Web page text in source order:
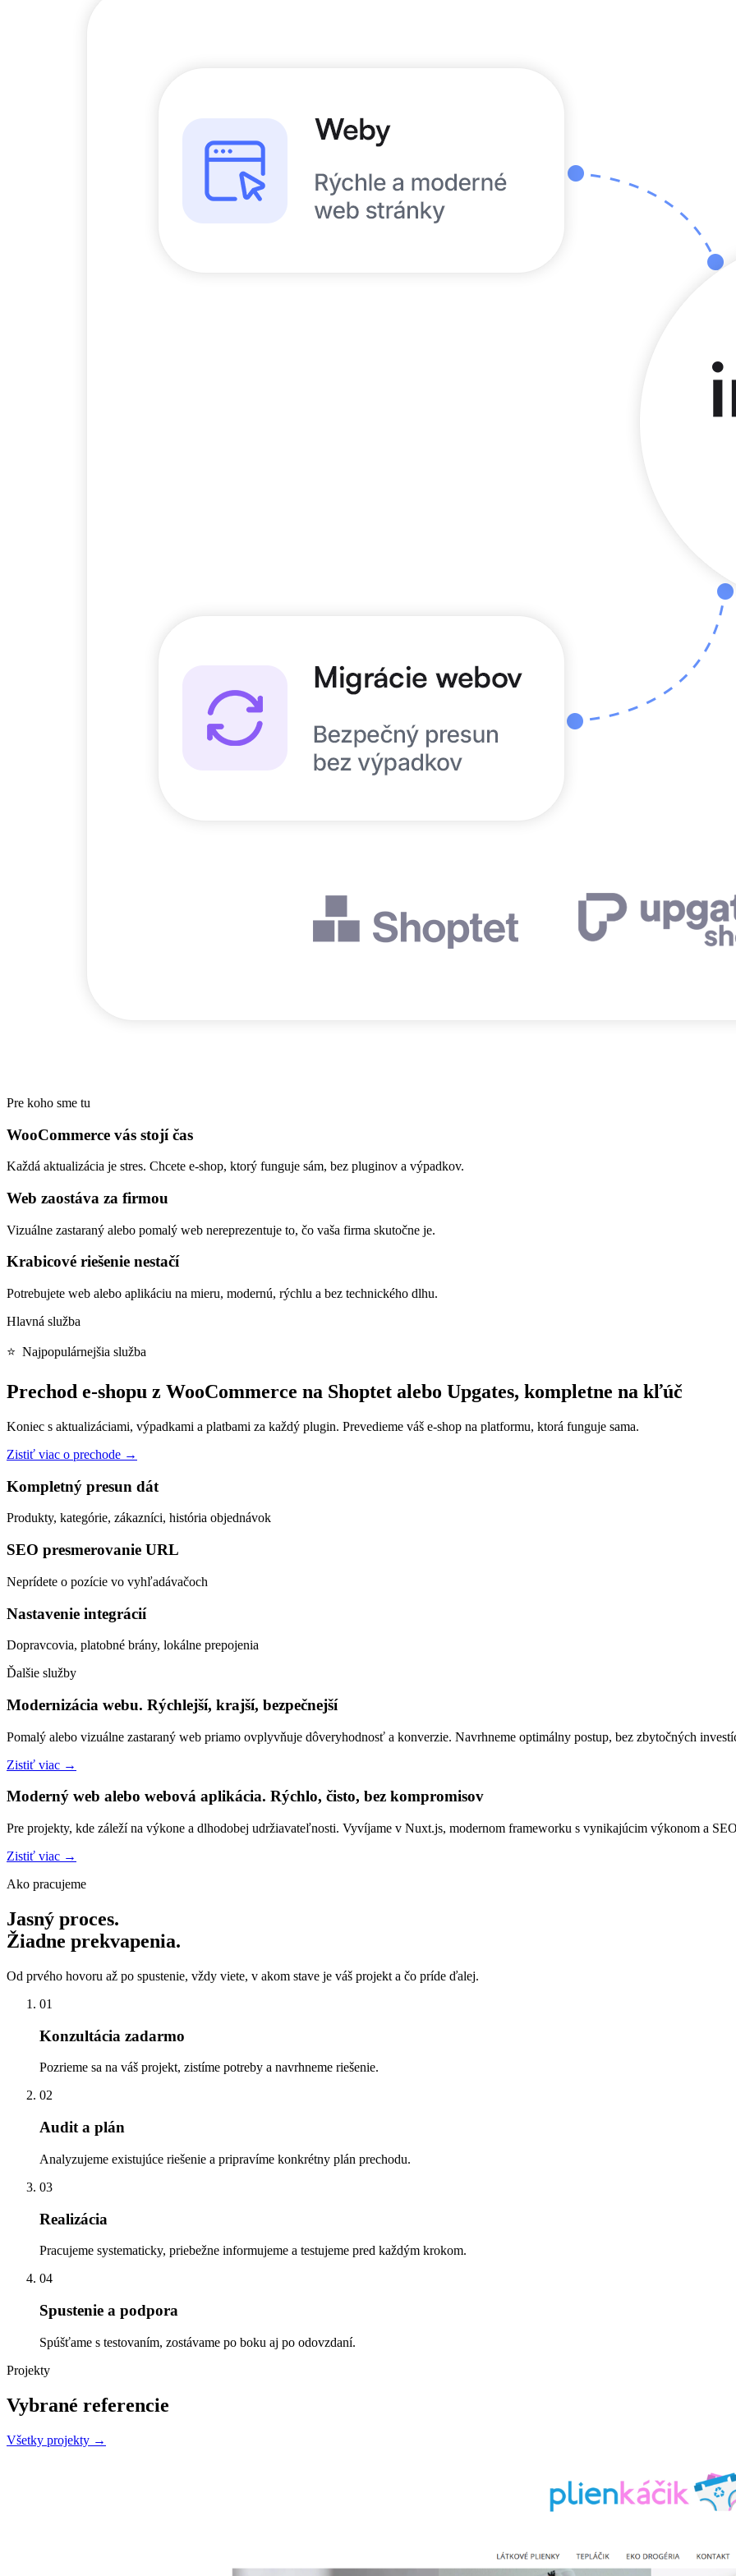
Pre koho sme tu
WooCommerce vás stojí čas
Každá aktualizácia je stres. Chcete e-shop, ktorý funguje sám, bez pluginov a výpadkov.
Web zaostáva za firmou
Vizuálne zastaraný alebo pomalý web nereprezentuje to, čo vaša firma skutočne je.
Krabicové riešenie nestačí
Potrebujete web alebo aplikáciu na mieru, modernú, rýchlu a bez technického dlhu.
Hlavná služba
⭐ Najpopulárnejšia služba
Prechod e-shopu z WooCommerce na Shoptet alebo Upgates, kompletne na kľúč
Koniec s aktualizáciami, výpadkami a platbami za každý plugin. Prevedieme váš e-shop na platformu, ktorá funguje sama.
Zistiť viac o prechode →
Kompletný presun dát
Produkty, kategórie, zákazníci, história objednávok
SEO presmerovanie URL
Neprídete o pozície vo vyhľadávačoch
Nastavenie integrácií
Dopravcovia, platobné brány, lokálne prepojenia
Ďalšie služby
Modernizácia webu. Rýchlejší, krajší, bezpečnejší
Pomalý alebo vizuálne zastaraný web priamo ovplyvňuje dôveryhodnosť a konverzie. Navrhneme optimálny postup, bez zbytočných
Zistiť viac →
Moderný web alebo webová aplikácia. Rýchlo, čisto, bez kompromisov
Pre projekty, kde záleží na výkone a dlhodobej udržiavateľnosti. Vyvíjame v Nuxt.js, modernom frameworku s vynikajúcim výkonom a
Zistiť viac →
Ako pracujeme
Jasný proces.
Žiadne prekvapenia.
Od prvého hovoru až po spustenie, vždy viete, v akom stave je váš projekt a čo príde ďalej.
01
Konzultácia zadarmo
Pozrieme sa na váš projekt, zistíme potreby a navrhneme riešenie.
02
Audit a plán
Analyzujeme existujúce riešenie a pripravíme konkrétny plán prechodu.
03
Realizácia
Pracujeme systematicky, priebežne informujeme a testujeme pred každým krokom.
04
Spustenie a podpora
Spúšťame s testovaním, zostávame po boku aj po odovzdaní.
Projekty
Vybrané referencie
Všetky projekty →